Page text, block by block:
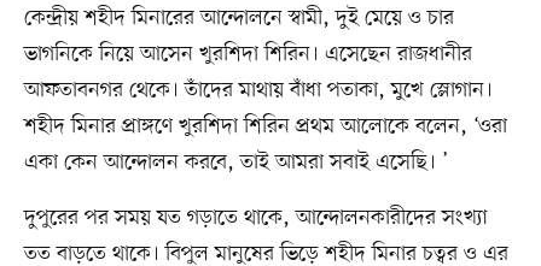
কেন্দ্রীয় শহীদ মিনারের আন্দোলনে স্বামী, দুই মেয়ে ও চার
ভাগনিকে নিয়ে আসেন খুরশিদা শিরিন। এসেছেন রাজধানীর
আফতাবনগর থেকে। তাঁদের মাথায় বাঁধা পতাকা, মুখে স্লোগান।
শহীদ মিনার প্রাঙ্গণে খুরশিদা শিরিন প্রথম আলোকে বলেন, ‘ওরা
একা কেন আন্দোলন করবে, তাই আমরা সবাই এসেছি। ’
দুপুরের পর সময় যত গড়াতে থাকে, আন্দোলনকারীদের সংখ্যা
তত বাড়তে থাকে। বিপুল মানুষের ভিড়ে শহীদ মিনার চত্বর ও এর